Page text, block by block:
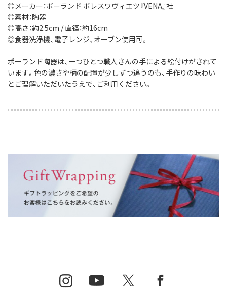
◎メーカー：ポーランド ボレスワヴィエツ『VENA』社
◎素材：陶器
◎高さ：約2.5cm / 直径：約16cm
◎食器洗浄機、電子レンジ、オーブン使用可。
ポーランド陶器は、一つひとつ職人さんの手による絵付けがされて
います。色の濃さや柄の配置が少しずつ違うのも、手作りの味わい
とご理解いただいたうえで、ご利用ください。